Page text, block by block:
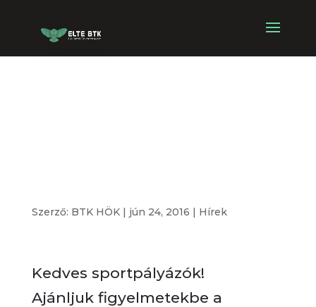
Szerző: BTK HÖK| jún 24, 2016 | Hírek
Kedves sportpályázók!
Ajánljuk figyelmetekbe a